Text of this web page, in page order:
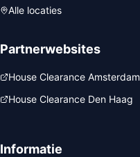
Alle locaties
Partnerwebsites
House Clearance Amsterdam
House Clearance Den Haag
Informatie